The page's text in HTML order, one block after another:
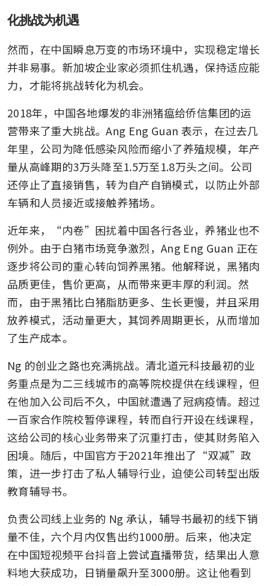
化挑战为机遇
然而，在中国瞬息万变的市场环境中，实现稳定增长
并非易事。新加坡企业家必须抓住机遇，保持适应能
力，才能将挑战转化为机会。
2018年，中国各地爆发的非洲猪瘟给侨信集团的运
营带来了重大挑战。Ang Eng Guan 表示，在过去几
年里，公司为降低感染风险而缩小了养殖规模，年产
量从高峰期的3万头降至1.5万至1.8万头之间。公司
还停止了直接销售，转为自产自销模式，以防止外部
车辆和人员接近或接触养猪场。
近年来，“内卷”困扰着中国各行各业，养猪业也不
例外。由于白猪市场竞争激烈，Ang Eng Guan 正在
逐步将公司的重心转向饲养黑猪。他解释说，黑猪肉
品质更佳，售价更高，从而带来更丰厚的利润。然
而，由于黑猪比白猪脂肪更多、生长更慢，并且采用
放养模式，活动量更大，其饲养周期更长，从而增加
了生产成本。
Ng 的创业之路也充满挑战。清北道元科技最初的业
务重点是为二三线城市的高等院校提供在线课程，但
在他加入公司后不久，中国就遭遇了冠病疫情。超过
一百家合作院校暂停课程，转而自行开设在线课程，
这给公司的核心业务带来了沉重打击，使其财务陷入
困境。随后，中国官方于2021年推出了“双减”政
策，进一步打击了私人辅导行业，迫使公司转型出版
教育辅导书。
负责公司线上业务的 Ng 承认，辅导书最初的线下销
量不佳，六个月内仅售出约1000册。后来，他决定
在中国短视频平台抖音上尝试直播带货，结果出人意
料地大获成功，日销量飙升至3000册。这让他看到